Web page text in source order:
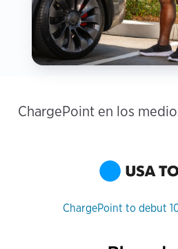
ChargePoint en los
ChargePoint to debut